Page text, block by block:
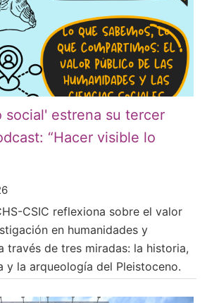
social' estrena su tercer
“Hacer visible lo
CSIC reflexiona sobre el valor
en humanidades y
través de tres miradas: la historia,
y la arqueología del Pleistoceno.